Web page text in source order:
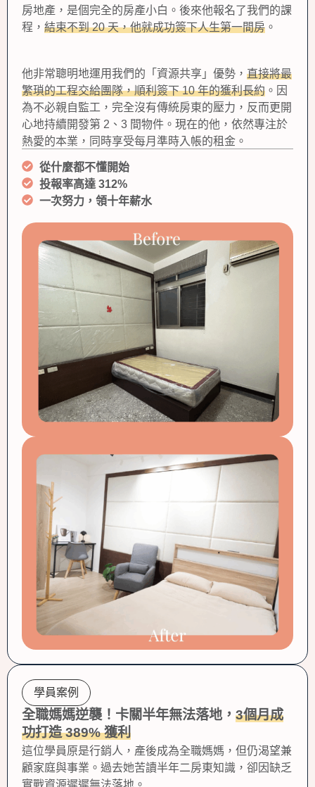
房地產，是個完全的房產小白。後來他報名了我們的課
程， 結束不到 20 天，他就成功簽下人生第一間房 。
他非常聰明地運用我們的「資源共享」優勢， 直接將最
繁瑣的工程交給團隊，順利簽下 10 年的獲利長約 。因
為不必親自監工，完全沒有傳統房東的壓力，反而更開
心地持續開發第 2、3 間物件。現在的他，依然專注於
熱愛的本業，同時享受每月準時入帳的租金。
從什麼都不懂開始
投報率高達 312%
一次努力，領十年薪水
學員案例
全職媽媽逆襲！卡關半年無法落地， 3個月成
功打造 389% 獲利
這位學員原是行銷人，產後成為全職媽媽，但仍渴望兼
顧家庭與事業。過去她苦讀半年二房東知識，卻因缺乏